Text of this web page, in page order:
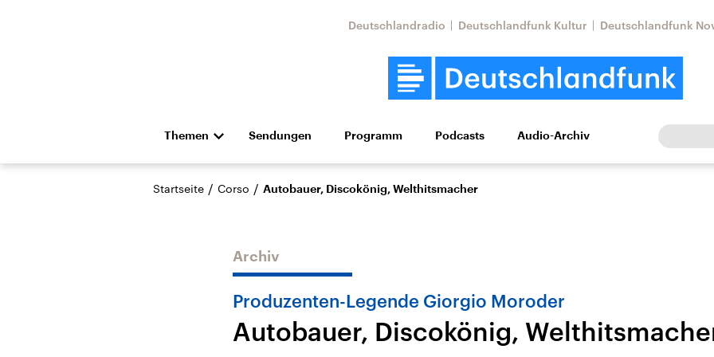
Deutschlandradio Deutschlandfunk Kultur Deutschlandfunk
Themen
Die Nachrichten Politik Wirtschaft Wissen Kultur Europa
Hörspiel und Feature Musik
Landtagswahl Sachsen-
USA
Aktuelle Beiträge,
Nahostkonflikt
Aktuelle Lage und
Iran
Sendungen Programm Podcasts Audio-Archiv
Startseite / Corso / Autobauer, Discokönig, Welthitsmacher
Archiv
Produzenten-Legende Giorgio Moroder
Autobauer, Discokönig,